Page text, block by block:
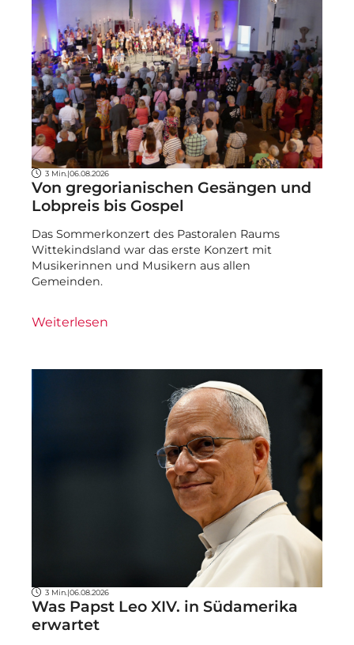
3 Min. |06.08.2026
Von gregorianischen Gesängen und
Lobpreis bis Gospel
Das Sommerkonzert des Pastoralen Raums
Wittekindsland war das erste Konzert mit
Musikerinnen und Musikern aus allen
Gemeinden.
Weiterlesen
3 Min. |06.08.2026
Was Papst Leo XIV. in Südamerika
erwartet